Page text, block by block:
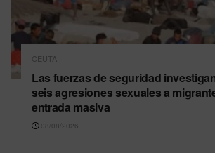
CEUTA
Las fuerzas de seguridad
seis agresiones sexuales a
entrada masiva
08/08/2026